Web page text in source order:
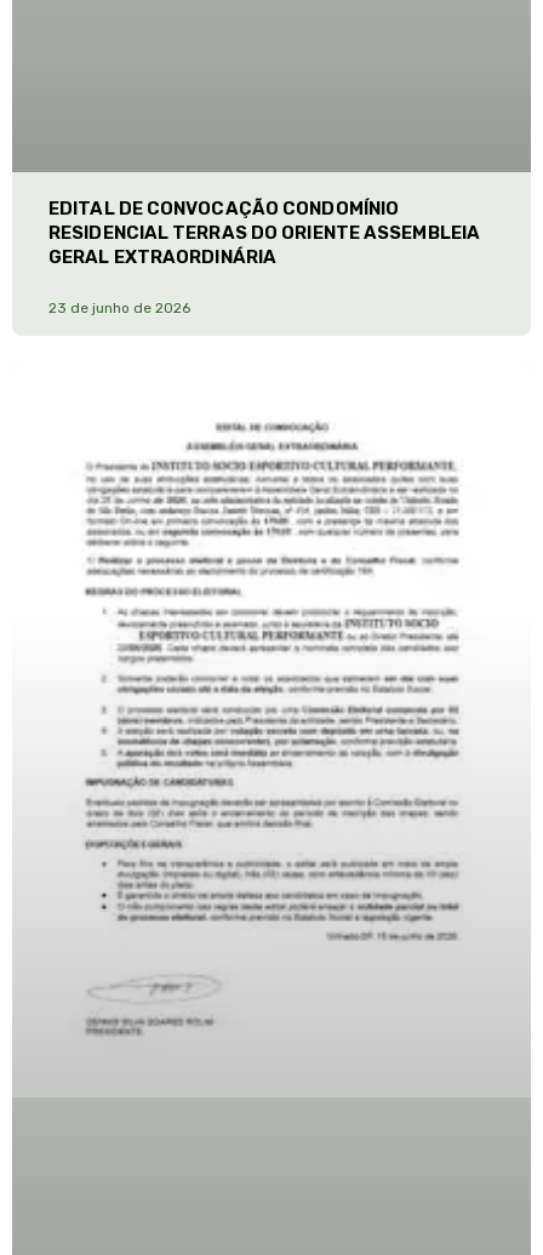
EDITAL DE CONVOCAÇÃO CONDOMÍNIO
RESIDENCIAL TERRAS DO ORIENTE ASSEMBLEIA
GERAL EXTRAORDINÁRIA
23 de junho de 2026